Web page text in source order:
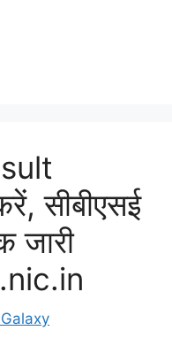
सीबीएसई
जारी